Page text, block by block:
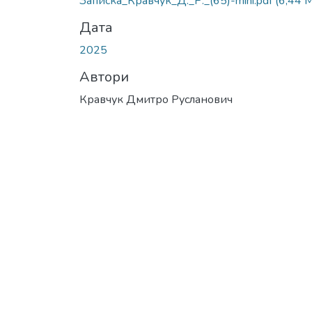
Дата
2025
Автори
Кравчук Дмитро Русланович